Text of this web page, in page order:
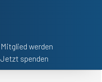
Mitglied werden
Jetzt spenden